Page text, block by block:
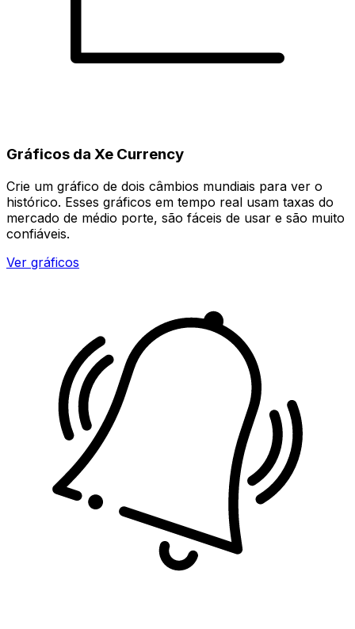
Gráficos da Xe Currency
Crie um gráfico de dois câmbios mundiais para ver o
histórico. Esses gráficos em tempo real usam taxas do
mercado de médio porte, são fáceis de usar e são muito
confiáveis.
Ver gráficos